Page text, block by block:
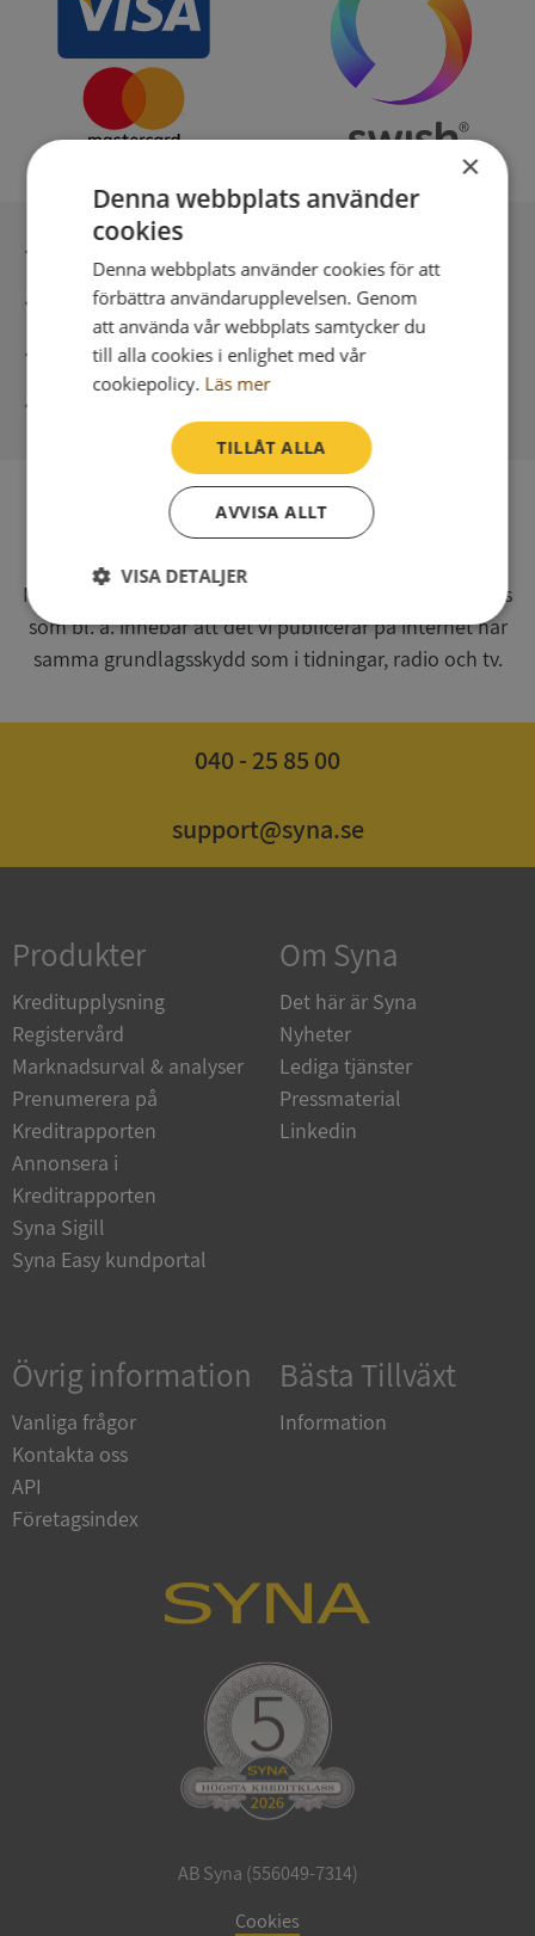
Säker betalning med stripe
Direkt digital leverans
Syna har för webbplatsen www.syna.se ett av
Myndigheten för press, radio och tv s.k. utgivningsbevis
som bl. a. innebär att det vi publicerar på internet har
samma grundlagsskydd som i tidningar, radio och tv.
040 - 25 85 00
support@syna.se
Produkter
Kreditupplysning
Registervård
Marknadsurval & analyser
Prenumerera på
Kreditrapporten
Annonsera i
Kreditrapporten
Syna Sigill
Syna Easy kundportal
Om Syna
Det här är Syna
Nyheter
Lediga tjänster
Pressmaterial
Linkedin
Övrig information
Vanliga frågor
Kontakta oss
API
Företagsindex
Bästa Tillväxt
Information
AB Syna (556049-7314)
Cookies
×
Denna webbplats använder
cookies
Denna webbplats använder cookies för att
förbättra användarupplevelsen. Genom
att använda vår webbplats samtycker du
till alla cookies i enlighet med vår
cookiepolicy. Läs mer
TILLÅT ALLA
AVVISA ALLT
VISA DETALJER
Strikt
nödvändigt
Prestanda Inriktning
kärnwebbplatsfunktioner som användarinloggning
och kontohantering. Webbplatsen kan inte
användas ordentligt utan strikt nödvändiga cookies.
Namn
Leverantör
Domän
VISITOR_PRIVACY_METADATA
ASP.NET_SessionId
Microsoft
Corporation
de.syna.se
Google